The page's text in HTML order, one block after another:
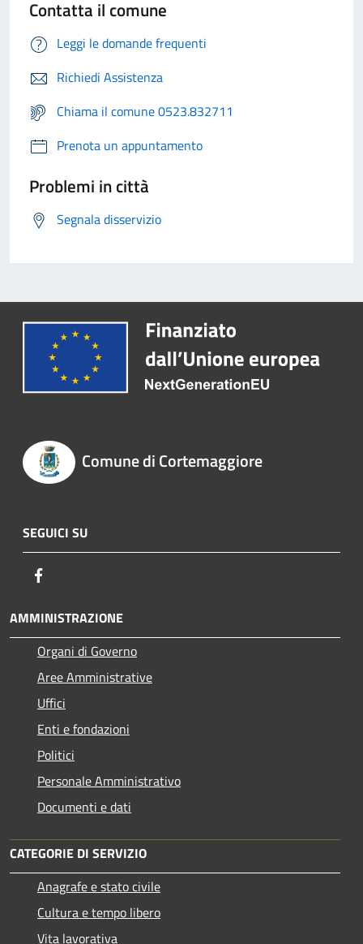
Contatta il comune
Leggi le domande frequenti
Richiedi Assistenza
Chiama il comune 0523.832711
Prenota un appuntamento
Problemi in città
Segnala disservizio
Comune di Cortemaggiore
SEGUICI SU
AMMINISTRAZIONE
Organi di Governo
Aree Amministrative
Uffici
Enti e fondazioni
Politici
Personale Amministrativo
Documenti e dati
CATEGORIE DI SERVIZIO
Anagrafe e stato civile
Cultura e tempo libero
Vita lavorativa